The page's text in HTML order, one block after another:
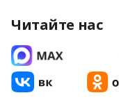
Читайте нас